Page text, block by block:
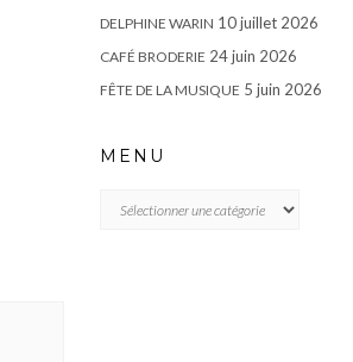
DELPHINE WARIN 10 juillet 2026
CAFÉ BRODERIE 24 juin 2026
FÊTE DE LA MUSIQUE 5 juin 2026
MENU